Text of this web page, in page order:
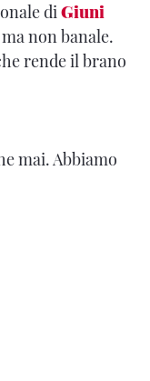
diGiuni
non banale.
rende il brano
mai. Abbiamo